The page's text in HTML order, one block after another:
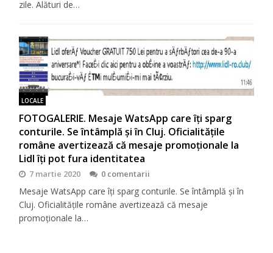
zile. Alături de…
LOCALE
FOTOGALERIE. Mesaje WatsApp care îţi sparg
conturile. Se întâmplă şi în Cluj. Oficialităţile
române avertizează că mesaje promoţionale la
Lidl îţi pot fura identitatea
7 martie 2020 0 comentarii
Mesaje WatsApp care îţi sparg conturile. Se întâmplă şi în
Cluj. Oficialităţile române avertizează că mesaje
promoţionale la…